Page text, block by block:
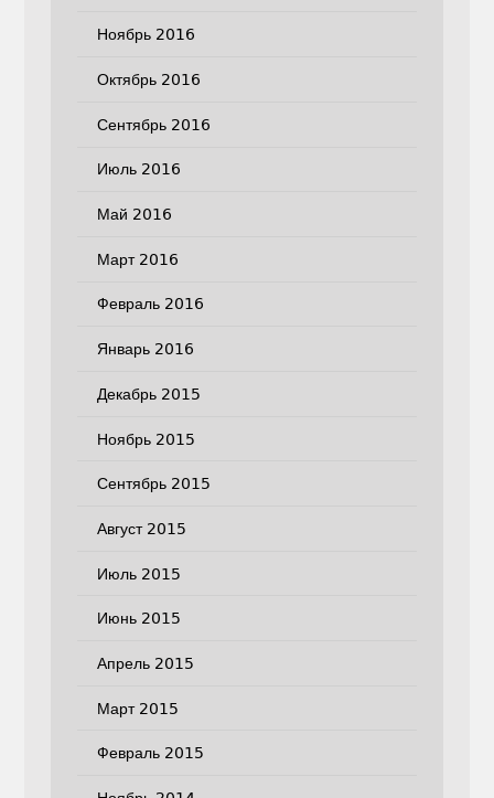
Ноябрь 2016
Октябрь 2016
Сентябрь 2016
Июль 2016
Май 2016
Март 2016
Февраль 2016
Январь 2016
Декабрь 2015
Ноябрь 2015
Сентябрь 2015
Август 2015
Июль 2015
Июнь 2015
Апрель 2015
Март 2015
Февраль 2015